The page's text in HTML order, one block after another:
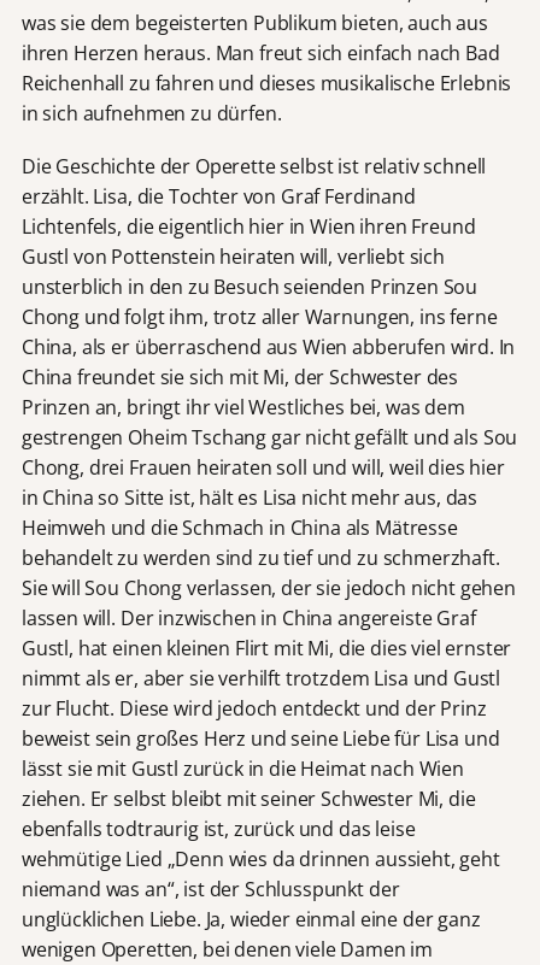
was sie dem begeisterten Publikum bieten, auch aus
ihren Herzen heraus. Man freut sich einfach nach Bad
Reichenhall zu fahren und dieses musikalische Erlebnis
in sich aufnehmen zu dürfen.
Die Geschichte der Operette selbst ist relativ schnell
erzählt. Lisa, die Tochter von Graf Ferdinand
Lichtenfels, die eigentlich hier in Wien ihren Freund
Gustl von Pottenstein heiraten will, verliebt sich
unsterblich in den zu Besuch seienden Prinzen Sou
Chong und folgt ihm, trotz aller Warnungen, ins ferne
China, als er überraschend aus Wien abberufen wird. In
China freundet sie sich mit Mi, der Schwester des
Prinzen an, bringt ihr viel Westliches bei, was dem
gestrengen Oheim Tschang gar nicht gefällt und als Sou
Chong, drei Frauen heiraten soll und will, weil dies hier
in China so Sitte ist, hält es Lisa nicht mehr aus, das
Heimweh und die Schmach in China als Mätresse
behandelt zu werden sind zu tief und zu schmerzhaft.
Sie will Sou Chong verlassen, der sie jedoch nicht gehen
lassen will. Der inzwischen in China angereiste Graf
Gustl, hat einen kleinen Flirt mit Mi, die dies viel ernster
nimmt als er, aber sie verhilft trotzdem Lisa und Gustl
zur Flucht. Diese wird jedoch entdeckt und der Prinz
beweist sein großes Herz und seine Liebe für Lisa und
lässt sie mit Gustl zurück in die Heimat nach Wien
ziehen. Er selbst bleibt mit seiner Schwester Mi, die
ebenfalls todtraurig ist, zurück und das leise
wehmütige Lied „Denn wies da drinnen aussieht, geht
niemand was an“, ist der Schlusspunkt der
unglücklichen Liebe. Ja, wieder einmal eine der ganz
wenigen Operetten, bei denen viele Damen im